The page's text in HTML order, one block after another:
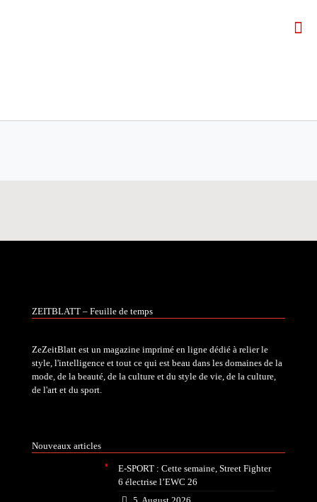
ZEITBLATT – Feuille de temps
ZeZeitBlatt est un magazine imprimé en ligne dédié à relier le
style, l'intelligence et tout ce qui est beau dans les domaines de la
mode, de la beauté, de la culture et du style de vie, de la culture,
de l'art et du sport.
Nouveaux articles
E-SPORT : Cette semaine, Street Fighter
6 électrise l’EWC 26